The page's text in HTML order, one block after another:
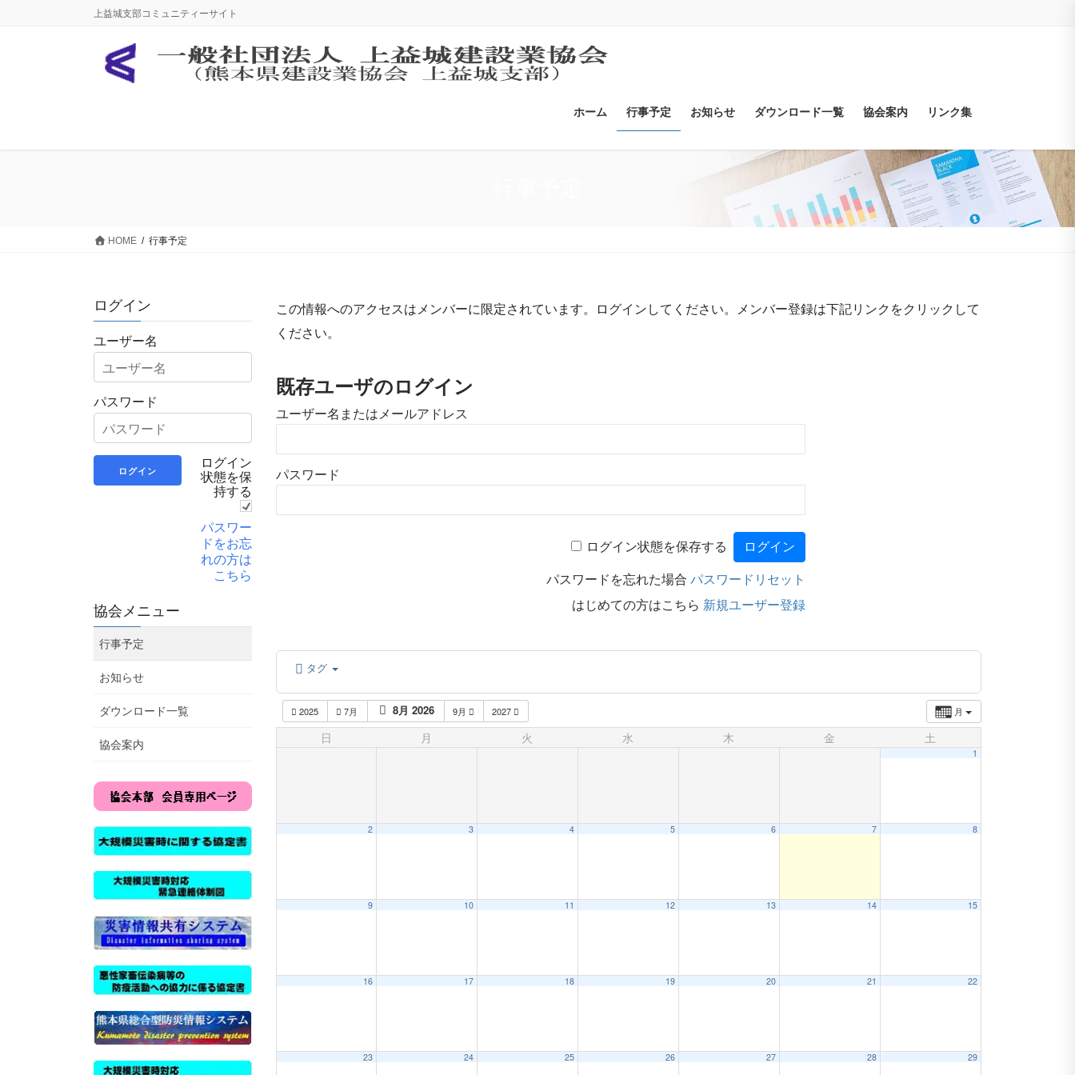
上益城支部コミュニティーサイト
ホーム 行事予定 お知らせ ダウンロード一覧 協会案内 リンク集
HOME 行事予定
この情報へのアクセスはメンバーに限定されています。ログインしてください。メンバー登録は下記リンクをクリックして
ください。
既存ユーザのログイン
ユーザー名またはメールアドレス
パスワード
ログイン状態を保存する
パスワードを忘れた場合 パスワードリセット
はじめての方はこちら 新規ユーザー登録
タグ
月
2025 7月 8月 2026 9月 2027
日 月 火 水 木 金 土
1
2 3 4 5 6 7 8
9 10 11 12 13 14 15
16 17 18 19 20 21 22
23 24 25 26 27 28 29
ログイン
ユーザー名
パスワード
ログイン
状態を保
持する
パスワー
ドをお忘
れの方は
こちら
協会メニュー
行事予定
お知らせ
ダウンロード一覧
協会案内